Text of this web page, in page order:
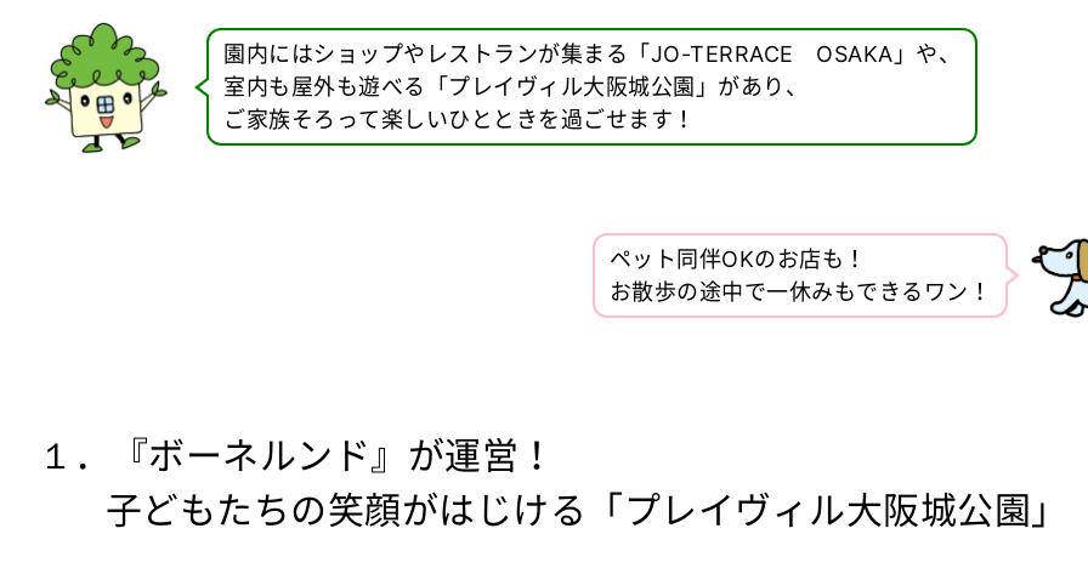
園内にはショップやレストランが集まる「JO-TERRACE OSAKA」や、
室内も屋外も遊べる「プレイヴィル大阪城公園」があり、
ご家族そろって楽しいひとときを過ごせます！
ペット同伴OKのお店も！
お散歩の途中で一休みもできるワン！
１．『ボーネルンド』が運営！
子どもたちの笑顔がはじける「プレイヴィル大阪城公園」